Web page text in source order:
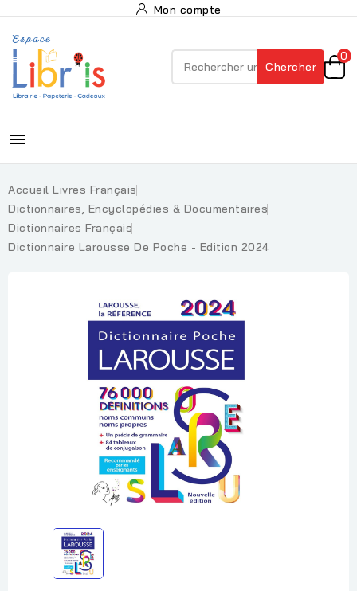
Mon compte
Chercher
0

Accueil Livres Français
Dictionnaires, Encyclopédies & Documentaires
Dictionnaires Français
Dictionnaire Larousse De Poche - Edition 2024